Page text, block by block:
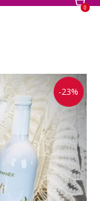
0
-23%